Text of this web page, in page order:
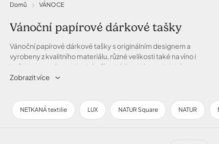
Domů VÁNOCE
Vánoční papírové dárkové tašky
Vánoční papírové dárkové tašky s originálním designem a
vyrobeny z kvalitního materiálu, různé velikosti také na víno i
koňak. Luxusní, standardní, přírodní. Rychlé a praktické
zabalení velkých a malých dárků i na Vánoce.
Zobrazit více
NETKANÁ textilie LUX NATUR Square NATUR